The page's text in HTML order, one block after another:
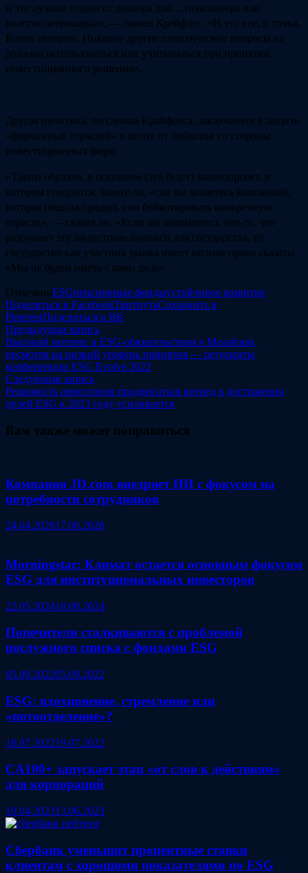
и это лучшая отдача от доллара для… пенсионера или
налогоплательщика», — сказал Крейфлес. «И это все, и точка.
Конец истории. Никакие другие политические вопросы не
должны использоваться или учитываться при принятии
инвестиционного решения».
Другая политика, по словам Крайфелса, заключается в защите
«фирменных отраслей» в штате от бойкотов со стороны
инвестиционных фирм.
«Таким образом, в основном (это будет) законопроект, в
котором говорится, знаете ли, если вы являетесь компанией,
которая решила продать или бойкотировать конкретную
отрасль», — сказал он. «Если вы занимаетесь чем-то, что
разрушает эту индустрию подписи для государства, то
государство как участник рынка имеет полное право сказать:
«Мы не будем иметь с вами дело».
ОтмеченоESGпенсионные фондыустойчивое развитие
Поделиться в FacebookТвитнутьСохранить в
PinterestПоделиться в ВК
Навигация
по
записям
Предыдущая записьПредыдущая
запись:
Высокий интерес к ESG-обязательствам в Малайзии,
несмотря на низкий уровень принятия — результаты
конференции ESG Evolve 2022
Следующая записьСледующая
запись:
Решимость инвесторов продвигаться вперед в достижении
целей ESG к 2023 году усиливается
Вам также может понравиться
Компания JD.com внедряет ИИ с фокусом на
потребности сотрудников
24.04.202617.06.2026
Morningstar: Климат остается основным фокусом
ESG для институциональных инвесторов
22.05.202418.08.2024
Попечители сталкиваются с проблемой
послужного списка с фондами ESG
05.09.202205.09.2022
ESG: вдохновение, стремление или
«потоотделение»?
18.07.202219.07.2022
CA100+ запускает этап «от слов к действиям»
для корпораций
10.04.202313.06.2023
Сбербанк уменьшит процентные ставки
клиентам с хорошими показателями по ESG